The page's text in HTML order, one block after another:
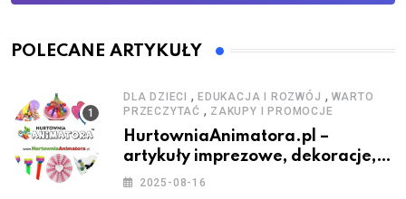
POLECANE ARTYKUŁY
DLA DZIECI , EDUKACJA I ROZWÓJ , WARTO
PRZECZYTAĆ , ZAKUPY I PROMOCJE
HurtowniaAnimatora.pl –
artykuły imprezowe, dekoracje,
stroje i akcesoria dla animatorów
2025-08-16